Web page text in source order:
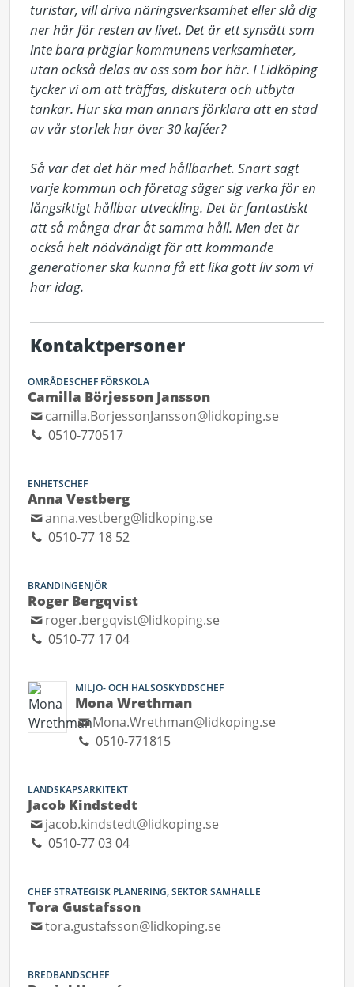
turistar, vill driva näringsverksamhet eller slå dig
ner här för resten av livet. Det är ett synsätt som
inte bara präglar kommunens verksamheter,
utan också delas av oss som bor här. I Lidköping
tycker vi om att träffas, diskutera och utbyta
tankar. Hur ska man annars förklara att en stad
av vår storlek har över 30 kaféer?
Så var det det här med hållbarhet. Snart sagt
varje kommun och företag säger sig verka för en
långsiktigt hållbar utveckling. Det är fantastiskt
att så många drar åt samma håll. Men det är
också helt nödvändigt för att kommande
generationer ska kunna få ett lika gott liv som vi
har idag.
Kontaktpersoner
OMRÅDESCHEF FÖRSKOLA
Camilla Börjesson Jansson
camilla.BorjessonJansson@lidkoping.se
0510-770517
ENHETSCHEF
Anna Vestberg
anna.vestberg@lidkoping.se
0510-77 18 52
BRANDINGENJÖR
Roger Bergqvist
roger.bergqvist@lidkoping.se
0510-77 17 04
MILJÖ- OCH HÄLSOSKYDDSCHEF
Mona Wrethman
Mona.Wrethman@lidkoping.se
0510-771815
LANDSKAPSARKITEKT
Jacob Kindstedt
jacob.kindstedt@lidkoping.se
0510-77 03 04
CHEF STRATEGISK PLANERING, SEKTOR SAMHÄLLE
Tora Gustafsson
tora.gustafsson@lidkoping.se
BREDBANDSCHEF